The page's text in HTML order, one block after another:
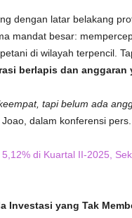
dengan latar belakang
mandat besar:
di wilayah terpencil.
berlapis dan anggaran
tapi belum ada
dalam konferensi pers.
di Kuartal II-2025,
Investasi yang Tak